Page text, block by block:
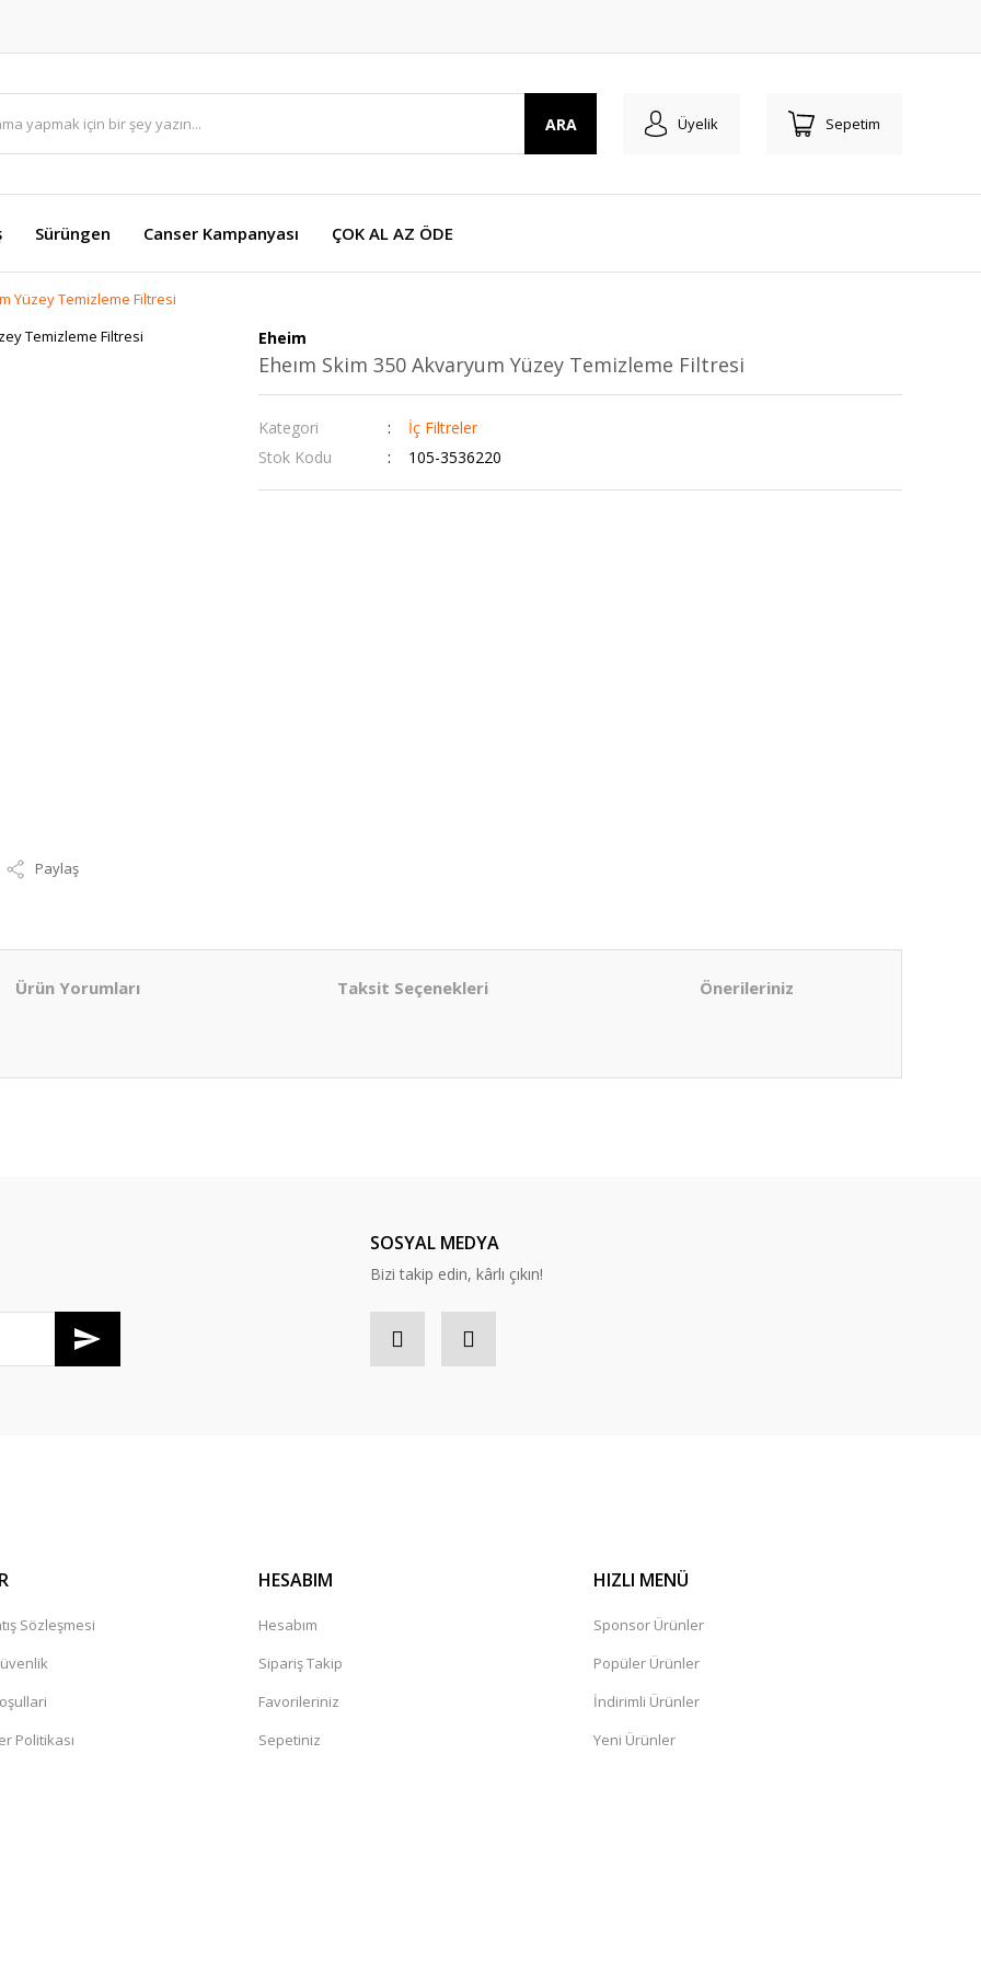
ARA Üyelik Sepetim
Sürüngen Canser Kampanyası ÇOK AL AZ ÖDE
Yüzey Temizleme Filtresi
Paylaş
Eheim
Eheım Skim 350 Akvaryum Yüzey Temizleme Filtresi
Kategori
İç Filtreler
Stok Kodu
105-3536220
Ürün Yorumları Taksit Seçenekleri Önerileriniz
SOSYAL MEDYA
Bizi takip edin, kârlı çıkın!
Sözleşmesi
Politikası
HESABIM
Hesabım
Sipariş Takip
Favorileriniz
Sepetiniz
HIZLI MENÜ
Sponsor Ürünler
Popüler Ürünler
İndirimli Ürünler
Yeni Ürünler